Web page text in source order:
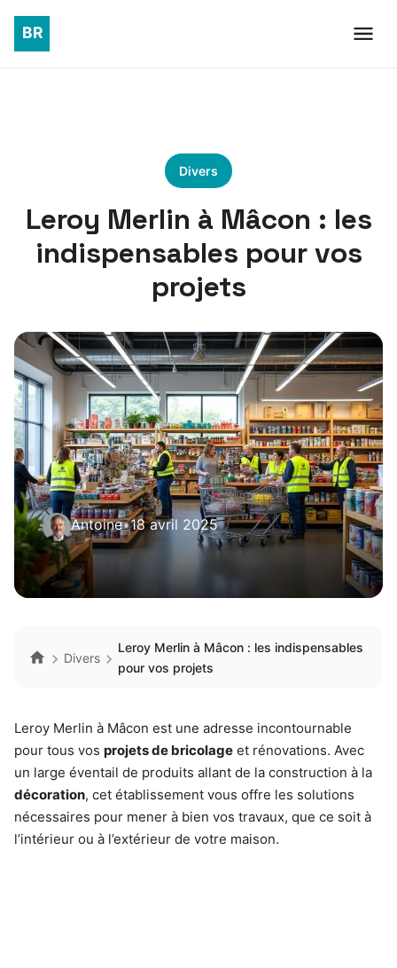
Divers
Leroy Merlin à Mâcon : les
indispensables pour vos
projets
Antoine•18 avril 2025
Divers
Leroy Merlin à Mâcon : les indispensables
pour vos projets
Leroy Merlin à Mâcon est une adresse incontournable
pour tous vos projets de bricolage et rénovations. Avec
un large éventail de produits allant de la construction à la
décoration, cet établissement vous offre les solutions
nécessaires pour mener à bien vos travaux, que ce soit à
l’intérieur ou à l’extérieur de votre maison.